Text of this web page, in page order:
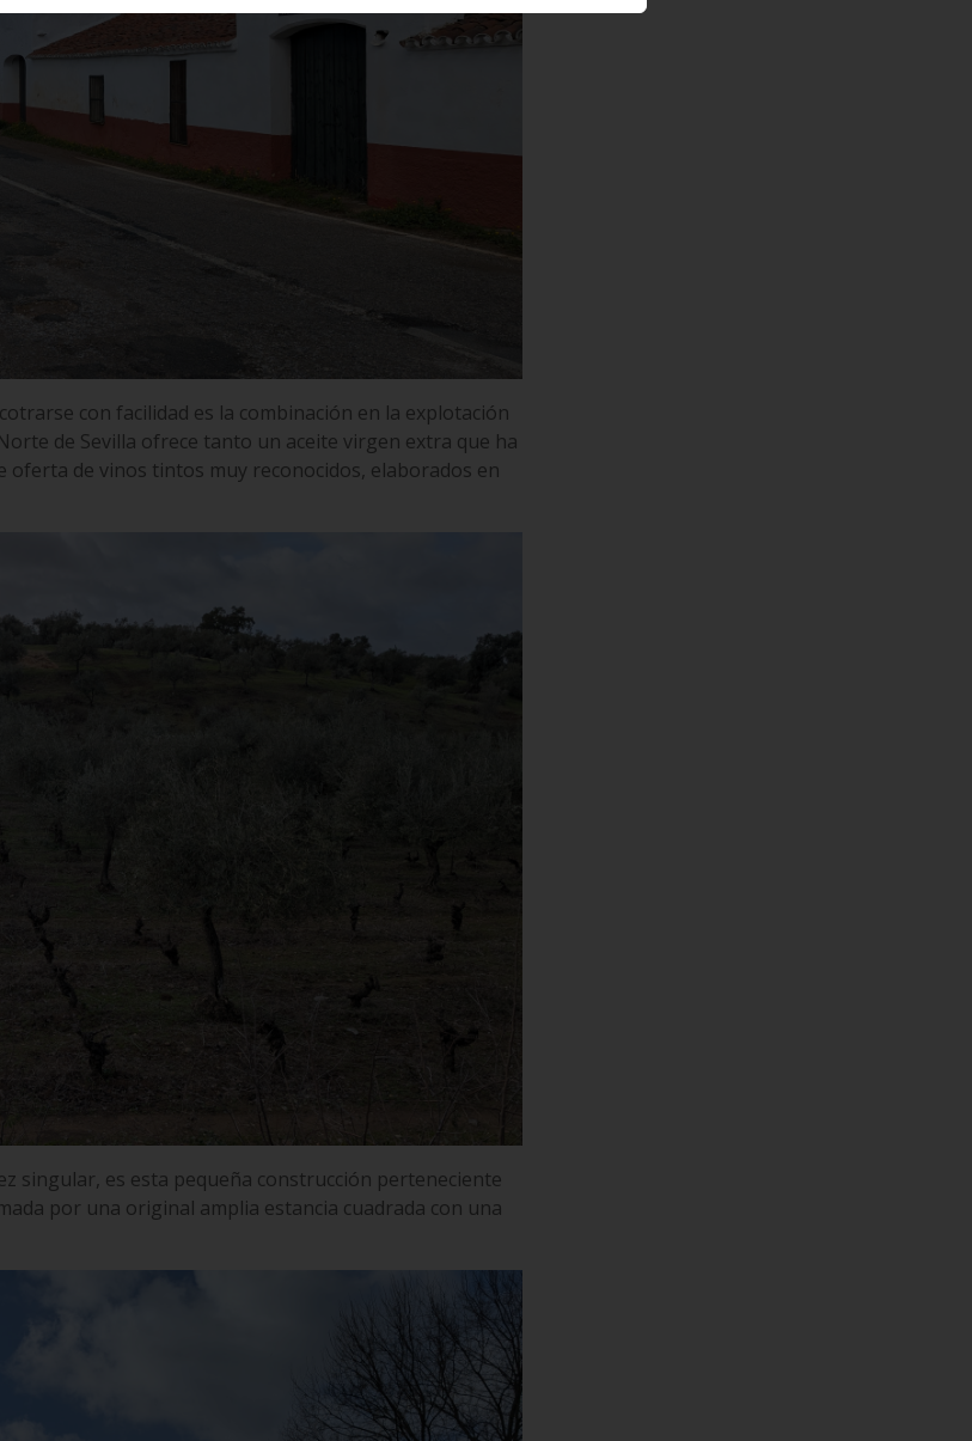
con facilidad es la combinación en la explotación
de Sevilla ofrece tanto un aceite virgen extra que ha
de vinos tintos muy reconocidos, elaborados en
singular, es esta pequeña construcción perteneciente
por una original amplia estancia cuadrada con una